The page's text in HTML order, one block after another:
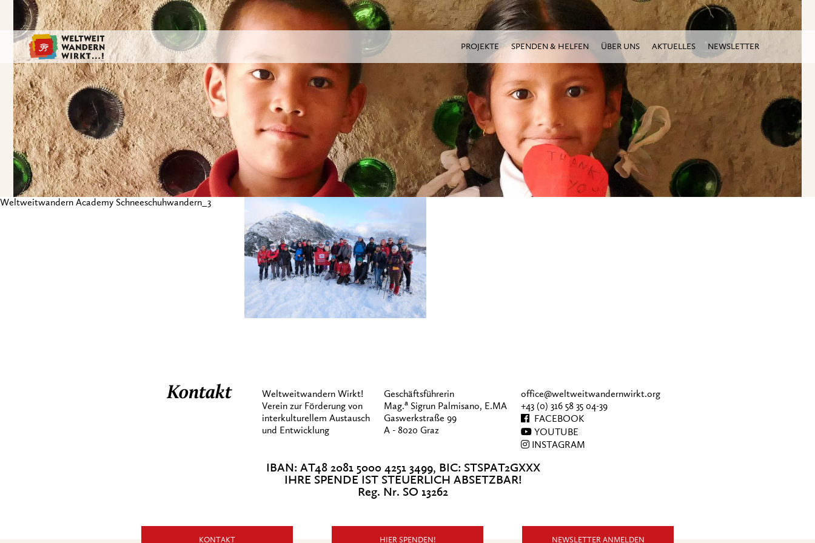
PROJEKTE SPENDEN & HELFEN ÜBER UNS AKTUELLES NEWSLETTER
Weltweitwandern Academy Schneeschuhwandern_3
Kontakt
Weltweitwandern Wirkt!
Verein zur Förderung von
interkulturellem Austausch
und Entwicklung
Geschäftsführerin
Mag.a Sigrun Palmisano, E.MA
Gaswerkstraße 99
A - 8020 Graz
office@weltweitwandernwirkt.org
+43 (0) 316 58 35 04-39
FACEBOOK
YOUTUBE
INSTAGRAM
IBAN: AT48 2081 5000 4251 3499, BIC: STSPAT2GXXX
IHRE SPENDE IST STEUERLICH ABSETZBAR!
Reg. Nr. SO 13262
KONTAKT HIER SPENDEN! NEWSLETTER ANMELDEN